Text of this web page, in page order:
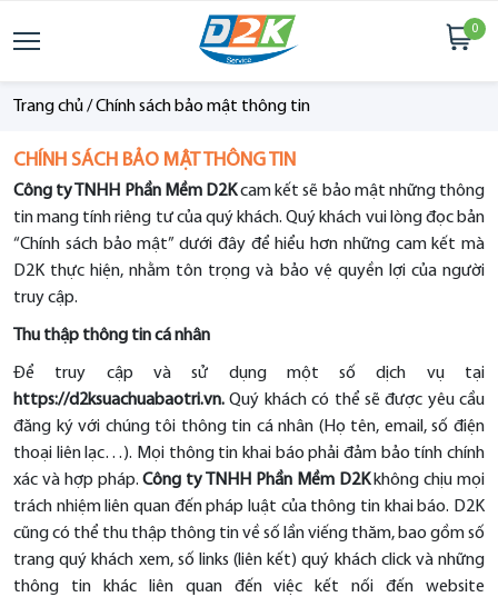
0
Trang chủ/Chính sách bảo mật thông tin
CHÍNH SÁCH BẢO MẬT THÔNG TIN
Công ty TNHH Phần Mềm D2Kcam kết sẽ bảo mật những thông
tin mang tính riêng tư của quý khách. Quý khách vui lòng đọc bản
“Chính sách bảo mật” dưới đây để hiểu hơn những cam kết mà
D2K thực hiện, nhằm tôn trọng và bảo vệ quyền lợi của người
truy cập.
Thu thập thông tin cá nhân
Để truy cập và sử dụng một số dịch vụ tại
https://d2ksuachuabaotri.vn. Quý khách có thể sẽ được yêu cầu
đăng ký với chúng tôi thông tin cá nhân (Họ tên, email, số điện
thoại liên lạc…). Mọi thông tin khai báo phải đảm bảo tính chính
xác và hợp pháp.Công ty TNHH Phần Mềm D2Kkhông chịu mọi
trách nhiệm liên quan đến pháp luật của thông tin khai báo. D2K
cũng có thể thu thập thông tin về số lần viếng thăm, bao gồm số
trang quý khách xem, số links (liên kết) quý khách click và những
thông tin khác liên quan đến việc kết nối đến website